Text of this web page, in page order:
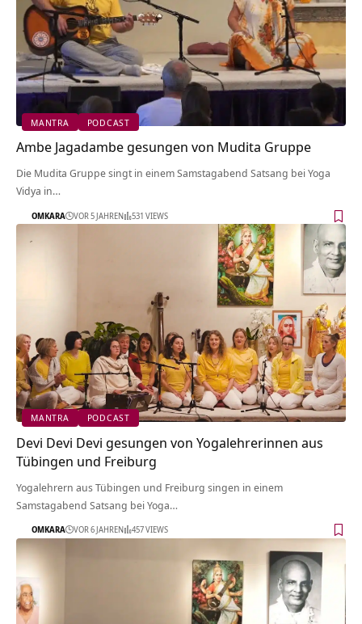
MANTRA PODCAST
Ambe Jagadambe gesungen von Mudita Gruppe
Die Mudita Gruppe singt in einem Samstagabend Satsang bei Yoga
Vidya in…
OMKARA VOR 5 JAHREN 531 VIEWS
MANTRA PODCAST
Devi Devi Devi gesungen von Yogalehrerinnen aus
Tübingen und Freiburg
Yogalehrern aus Tübingen und Freiburg singen in einem
Samstagabend Satsang bei Yoga…
OMKARA VOR 6 JAHREN 457 VIEWS